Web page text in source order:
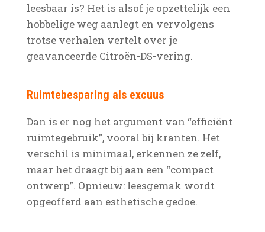
leesbaar is? Het is alsof je opzettelijk een
hobbelige weg aanlegt en vervolgens
trotse verhalen vertelt over je
geavanceerde Citroën-DS-vering.
Ruimtebesparing als excuus
Dan is er nog het argument van “efficiënt
ruimtegebruik”, vooral bij kranten. Het
verschil is minimaal, erkennen ze zelf,
maar het draagt bij aan een “compact
ontwerp”. Opnieuw: leesgemak wordt
opgeofferd aan esthetische gedoe.